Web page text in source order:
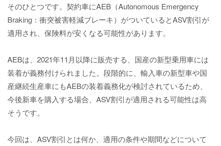
そのひとつです。契約車にAEB（Autonomous Emergency
Braking：衝突被害軽減ブレーキ）がついているとASV割引が
適用され、保険料が安くなる可能性があります。
AEBは、2021年11月以降に販売する、国産の新型乗用車には
装着が義務付けられました。段階的に、輸入車の新型車や国
産継続生産車にもAEBの装着義務化が検討されているため、
今後新車を購入する場合、ASV割引が適用される可能性は高
そうです。
今回は、ASV割引とは何か、適用の条件や期間などについて